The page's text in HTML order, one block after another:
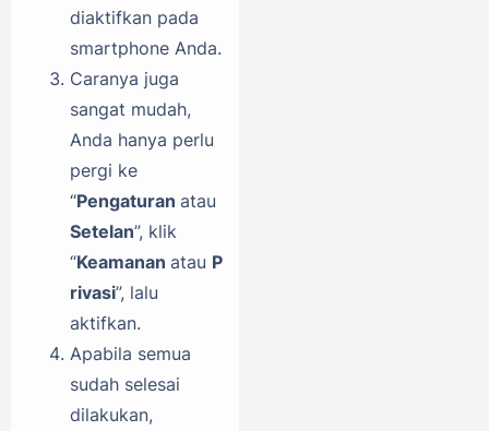
diaktifkan pada
smartphone Anda.
Caranya juga
sangat mudah,
Anda hanya perlu
pergi ke
“Pengaturan atau
Setelan”, klik
“Keamanan atau P
rivasi”, lalu
aktifkan.
Apabila semua
sudah selesai
dilakukan,